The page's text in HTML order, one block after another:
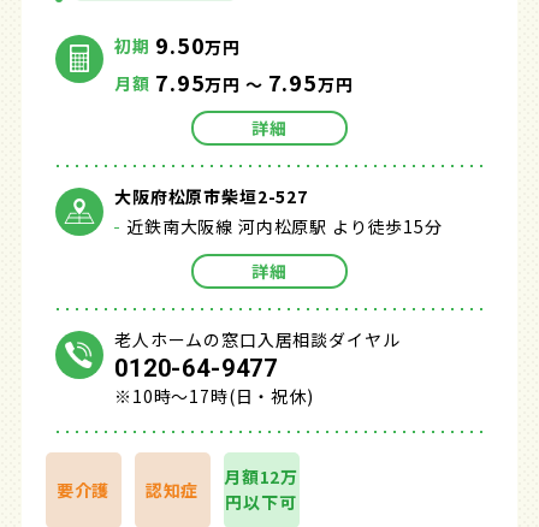
初期 9.50万円
月額 7.95万円 ～ 7.95万円
詳細
大阪府松原市柴垣2-527
近鉄南大阪線 河内松原駅 より徒歩15分
詳細
老人ホームの窓口入居相談ダイヤル
0120-64-9477
※10時～17時(日・祝休)
要介護 認知症
月額12万
円以下可